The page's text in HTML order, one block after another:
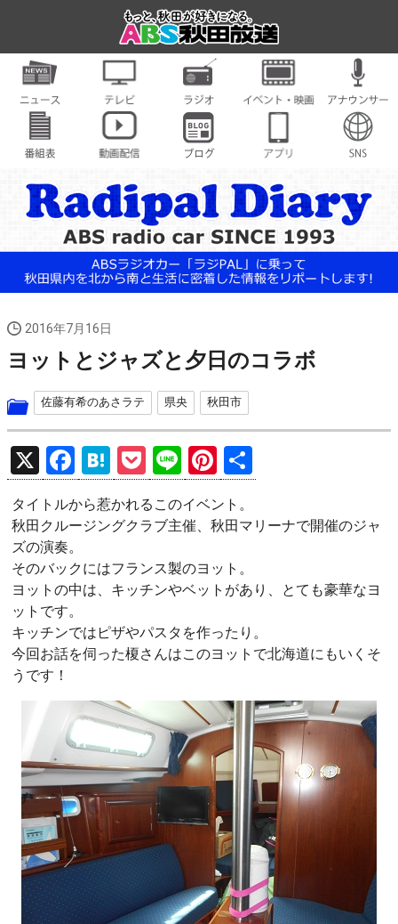
2016年7月16日
ヨットとジャズと夕日のコラボ
佐藤有希のあさラテ 県央 秋田市
X
F
a
ce
o
o
k
H
at
e
a
P
o
ck
Li
n
e
Pi
nt
er
t
有
タイトルから惹かれるこのイベント。
秋田クルージングクラブ主催、秋田マリーナで開催のジャ
ズの演奏。
そのバックにはフランス製のヨット。
ヨットの中は、キッチンやベットがあり、とても豪華なヨ
ットです。
キッチンではピザやパスタを作ったり。
今回お話を伺った榎さんはこのヨットで北海道にもいくそ
うです！